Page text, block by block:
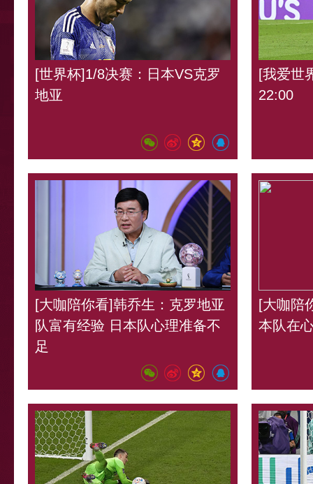
[世界杯]1/8决赛：日本VS克罗
地亚
[我爱世
22:00
[大咖陪你看]韩乔生：克罗地亚
队富有经验 日本队心理准备不
足
[大咖陪
本队在